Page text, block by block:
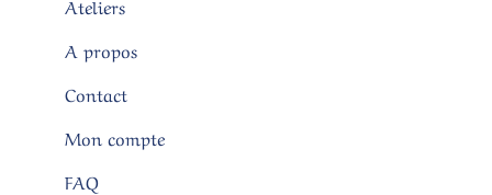
Ateliers
A propos
Contact
Mon compte
FAQ